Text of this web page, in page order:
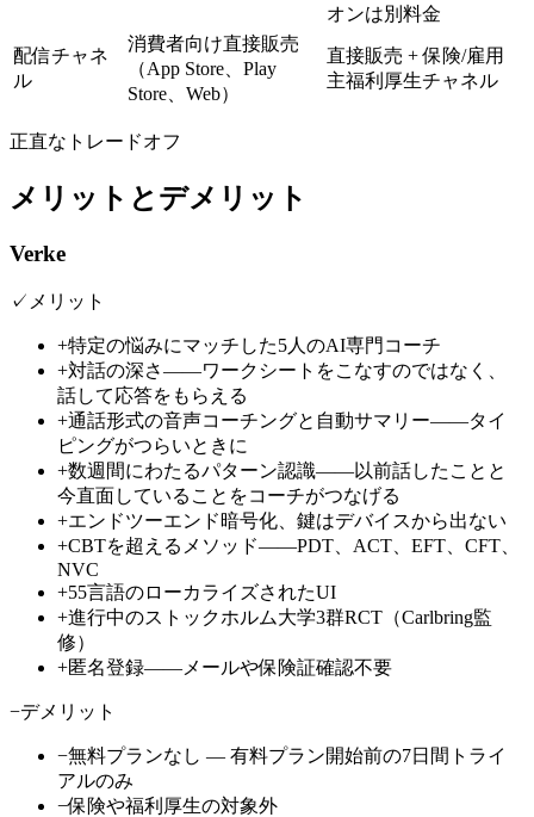
オンは別料金
配信チャネ
ル
消費者向け直接販売
（App Store、Play
Store、Web）
直接販売 + 保険/雇用
主福利厚生チャネル
正直なトレードオフ
メリットとデメリット
Verke
✓ メリット
+特定の悩みにマッチした5人のAI専門コーチ
+対話の深さ——ワークシートをこなすのではなく、
話して応答をもらえる
+通話形式の音声コーチングと自動サマリー——タイ
ピングがつらいときに
+数週間にわたるパターン認識——以前話したことと
今直面していることをコーチがつなげる
+エンドツーエンド暗号化、鍵はデバイスから出ない
+CBTを超えるメソッド——PDT、ACT、EFT、CFT、
NVC
+55言語のローカライズされたUI
+進行中のストックホルム大学3群RCT（Carlbring監
修）
+匿名登録——メールや保険証確認不要
−デメリット
−無料プランなし — 有料プラン開始前の7日間トライ
アルのみ
−保険や福利厚生の対象外